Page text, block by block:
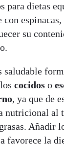
para dietas
con
su
saludable
cocidos o
, ya que de
nutricional al
Añadir
favorece la